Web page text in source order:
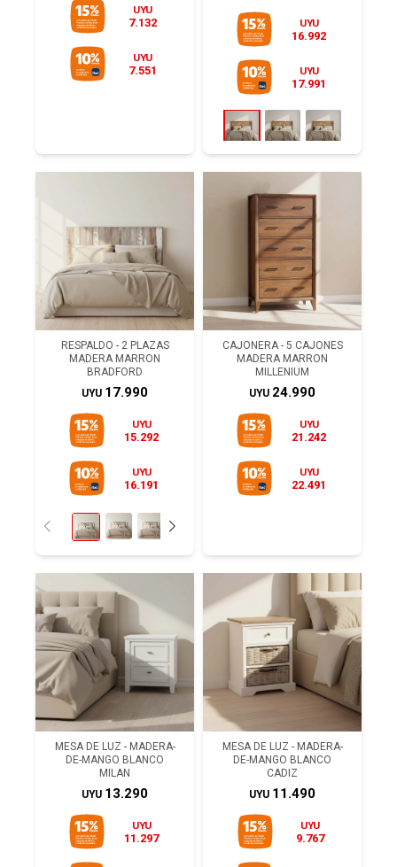
UYU
7.132
UYU
7.551
UYU
16.992
UYU
17.991
RESPALDO - 2 PLAZAS
MADERA MARRON
BRADFORD
UYU 17.990
UYU
15.292
UYU
16.191
CAJONERA - 5 CAJONES
MADERA MARRON
MILLENIUM
UYU 24.990
UYU
21.242
UYU
22.491
MESA DE LUZ - MADERA-
DE-MANGO BLANCO
MILAN
UYU 13.290
UYU
11.297
MESA DE LUZ - MADERA-
DE-MANGO BLANCO
CADIZ
UYU 11.490
UYU
9.767